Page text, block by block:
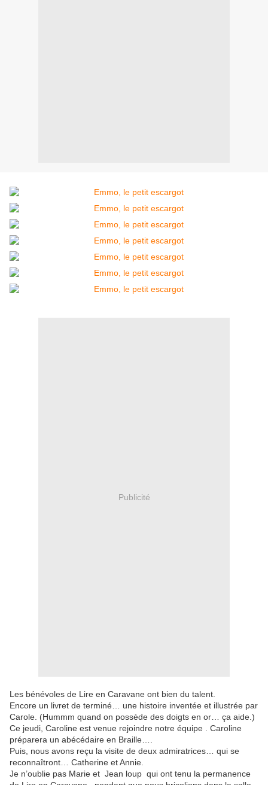
Publicité
Les bénévoles de Lire en Caravane ont bien du talent.
Encore un livret de terminé… une histoire inventée et illustrée par
Carole. (Hummm quand on possède des doigts en or… ça aide.)
Ce jeudi, Caroline est venue rejoindre notre équipe . Caroline
préparera un abécédaire en Braille….
Puis, nous avons reçu la visite de deux admiratrices… qui se
reconnaîtront… Catherine et Annie.
Je n’oublie pas Marie et Jean loup qui ont tenu la permanence